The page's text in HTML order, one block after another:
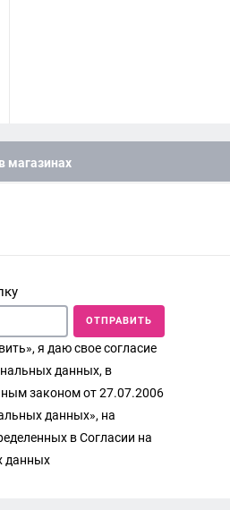
магазинах
ОТПРАВИТЬ
я даю свое согласие
данных, в
законом от 27.07.2006
данных», на
в Согласии на
данных